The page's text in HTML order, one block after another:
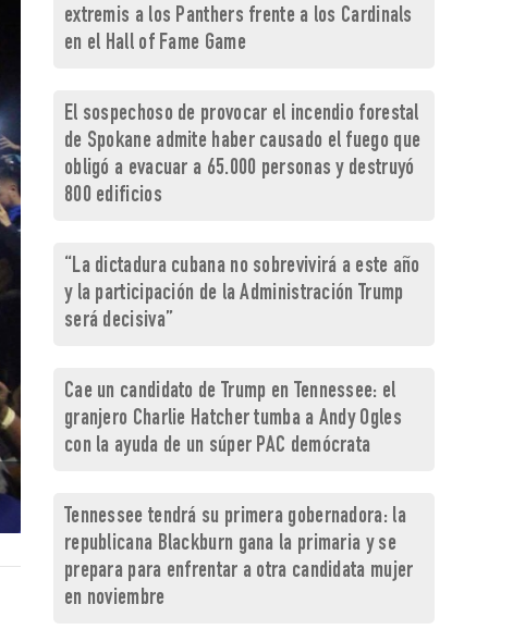
extremis a los Panthers frente a los Cardinals
en el Hall of Fame Game
El sospechoso de provocar el incendio forestal
de Spokane admite haber causado el fuego que
obligó a evacuar a 65.000 personas y destruyó
800 edificios
“La dictadura cubana no sobrevivirá a este año
y la participación de la Administración Trump
será decisiva”
Cae un candidato de Trump en Tennessee: el
granjero Charlie Hatcher tumba a Andy Ogles
con la ayuda de un súper PAC demócrata
Tennessee tendrá su primera gobernadora: la
republicana Blackburn gana la primaria y se
prepara para enfrentar a otra candidata mujer
en noviembre